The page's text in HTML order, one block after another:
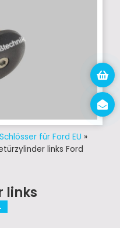
für Ford EU »
links Ford
links